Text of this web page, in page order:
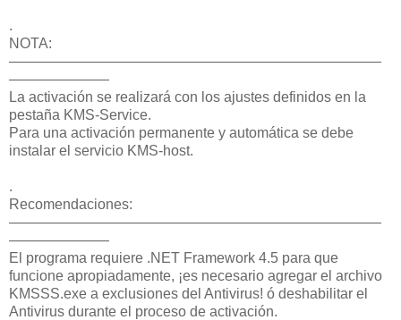
.
NOTA:
——————————————————————————
———————
La activación se realizará con los ajustes definidos en la
pestaña KMS-Service.
Para una activación permanente y automática se debe
instalar el servicio KMS-host.
.
Recomendaciones:
——————————————————————————
———————
El programa requiere .NET Framework 4.5 para que
funcione apropiadamente, ¡es necesario agregar el archivo
KMSSS.exe a exclusiones del Antivirus! ó deshabilitar el
Antivirus durante el proceso de activación.